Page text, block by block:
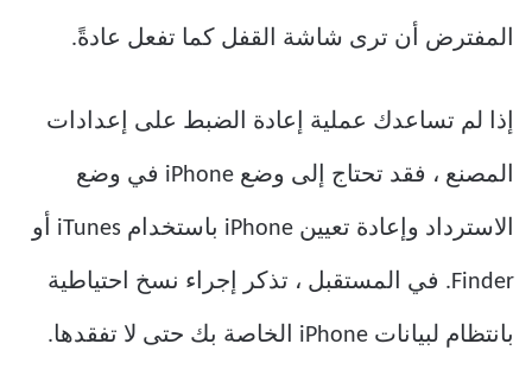
المفترض أن ترى شاشة القفل كما تفعل عادةً.
إذا لم تساعدك عملية إعادة الضبط على إعدادات
المصنع ، فقد تحتاج إلى وضع iPhone في وضع
الاسترداد وإعادة تعيين iPhone باستخدام iTunes أو
Finder. في المستقبل ، تذكر إجراء نسخ احتياطية
بانتظام لبيانات iPhone الخاصة بك حتى لا تفقدها.